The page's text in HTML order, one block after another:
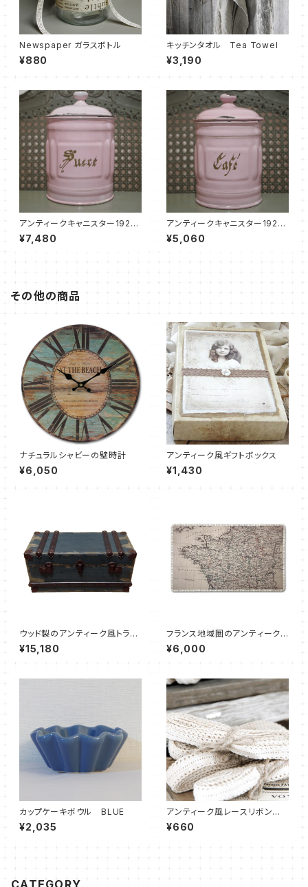
Newspaper ガラスボトル
¥880
キッチンタオル Tea Towel
¥3,190
アンティークキャニスター1920
-Sucre 砂糖-
¥7,480
アンティークキャニスター1920
-café コーヒー-
¥5,060
その他の商品
ナチュラルシャビーの壁時計
¥6,050
アンティーク風ギフトボックス
¥1,430
ウッド製のアンティーク風トラン
クボックス S size
¥15,180
フランス地域圏のアンティークス
タイル玄関マット
¥6,000
カップケーキボウル BLUE
¥2,035
アンティーク風レースリボン 2
ｍ
¥660
CATEGORY